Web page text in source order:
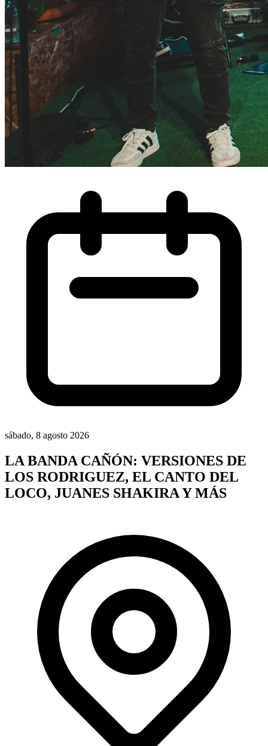
sábado, 8 agosto 2026
LA BANDA CAÑÓN: VERSIONES DE
LOS RODRIGUEZ, EL CANTO DEL
LOCO, JUANES SHAKIRA Y MÁS